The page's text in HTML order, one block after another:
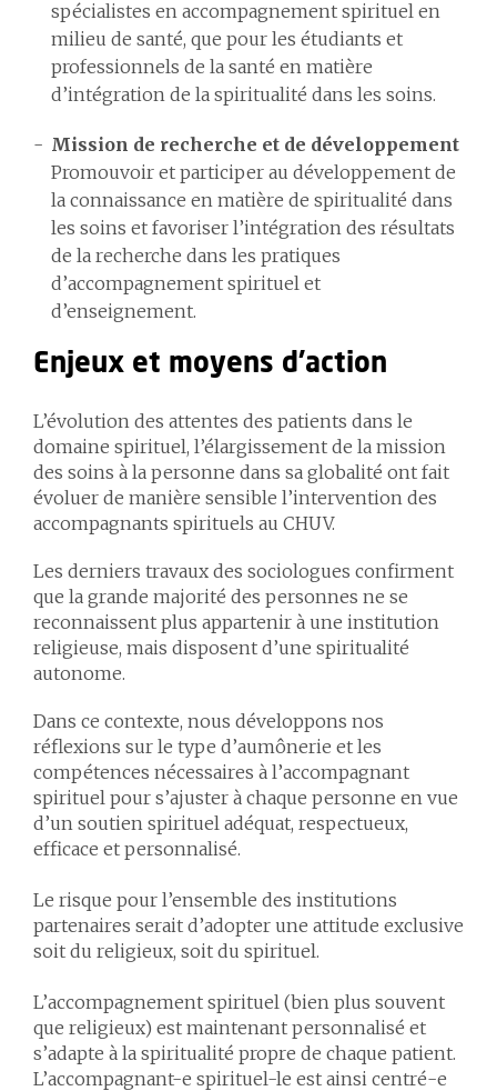
spécialistes en accompagnement spirituel en
milieu de santé, que pour les étudiants et
professionnels de la santé en matière
d’intégration de la spiritualité dans les soins.
Mission de recherche et de développement
Promouvoir et participer au développement de
la connaissance en matière de spiritualité dans
les soins et favoriser l’intégration des résultats
de la recherche dans les pratiques
d’accompagnement spirituel et
d’enseignement.
Enjeux et moyens d’action
L’évolution des attentes des patients dans le
domaine spirituel, l’élargissement de la mission
des soins à la personne dans sa globalité ont fait
évoluer de manière sensible l’intervention des
accompagnants spirituels au CHUV.
Les derniers travaux des sociologues confirment
que la grande majorité des personnes ne se
reconnaissent plus appartenir à une institution
religieuse, mais disposent d’une spiritualité
autonome.
Dans ce contexte, nous développons nos
réflexions sur le type d’aumônerie et les
compétences nécessaires à l’accompagnant
spirituel pour s’ajuster à chaque personne en vue
d’un soutien spirituel adéquat, respectueux,
efficace et personnalisé.
Le risque pour l’ensemble des institutions
partenaires serait d’adopter une attitude exclusive
soit du religieux, soit du spirituel.
L’accompagnement spirituel (bien plus souvent
que religieux) est maintenant personnalisé et
s’adapte à la spiritualité propre de chaque patient.
L’accompagnant-e spirituel-le est ainsi centré-e